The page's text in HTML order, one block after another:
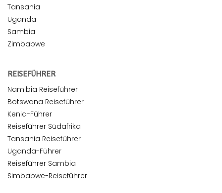
Tansania
Uganda
Sambia
Zimbabwe
REISEFÜHRER
Namibia Reiseführer
Botswana Reiseführer
Kenia-Führer
Reiseführer Südafrika
Tansania Reiseführer
Uganda-Führer
Reiseführer Sambia
Simbabwe-Reiseführer